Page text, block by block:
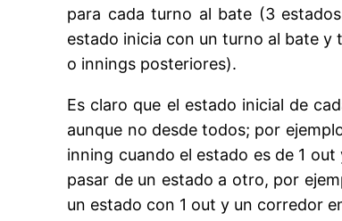
para cada turno al bate (3
estado inicia con un turno al bate y
o innings posteriores).
Es claro que el estado inicial de
aunque no desde todos; por
inning cuando el estado es de 1
pasar de un estado a otro, por
un estado con 1 out y un corredor